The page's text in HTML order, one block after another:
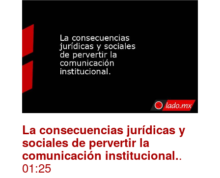
La consecuencias jurídicas y
sociales de pervertir la
comunicación institucional..
01:25